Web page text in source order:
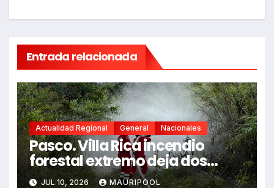
Entrada relacionada
Actualidad Regional General Nacionales
Pasco. Villa Rica incendio
forestal extremo deja dos
fallecidos y heridos
JUL 10, 2026 MAURIPOOL